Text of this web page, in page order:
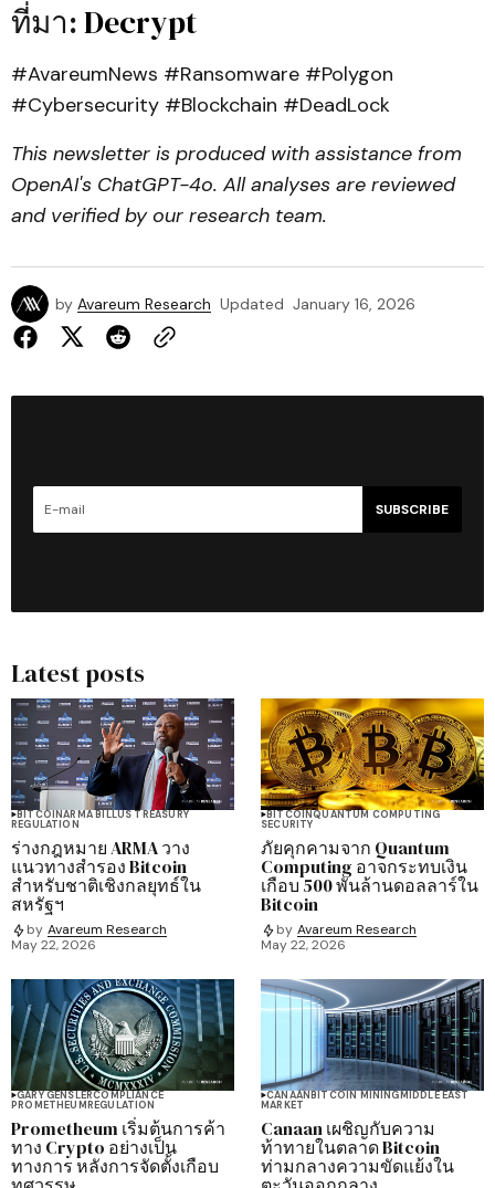
ที่มา:Decrypt
#AvareumNews #Ransomware #Polygon
#Cybersecurity #Blockchain #DeadLock
This newsletter is produced with assistance from
OpenAI's ChatGPT-4o. All analyses are reviewed
and verified by our research team.
by Avareum Research Updated January 16, 2026
SUBSCRIBE
Latest posts
BITCOINARMA BILLUS TREASURY
REGULATION
ร่างกฎหมาย ARMA วาง
แนวทางสำรอง Bitcoin
สำหรับชาติเชิงกลยุทธ์ใน
สหรัฐฯ
by Avareum Research
May 22, 2026
BITCOINQUANTUM COMPUTING
SECURITY
ภัยคุกคามจาก Quantum
Computing อาจกระทบเงิน
เกือบ 500 พันล้านดอลลาร์ใน
Bitcoin
by Avareum Research
May 22, 2026
GARY GENSLERCOMPLIANCE
PROMETHEUMREGULATION
Prometheum เริ่มต้นการค้า
ทาง Crypto อย่างเป็น
ทางการ หลังการจัดตั้งเกือบ
CANAANBITCOIN MININGMIDDLE EAST
MARKET
Canaan เผชิญกับความ
ท้าทายในตลาด Bitcoin
ท่ามกลางความขัดแย้งใน